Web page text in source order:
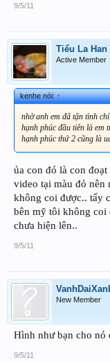
9/5/11
Tiểu La Han
Active Member
kenhe nói:↑
nhờ anh em đã tận tình
hạnh phúc đầu tiên là em
hạnh phúc thứ 2 cũng là
ủa con đó là con
video tại màu đỏ nên
không coi được.. tấy
bên mỹ tôi không coi
chưa hiện lên..
9/5/11
New Member
Hình như bạn cho nó
9/5/11